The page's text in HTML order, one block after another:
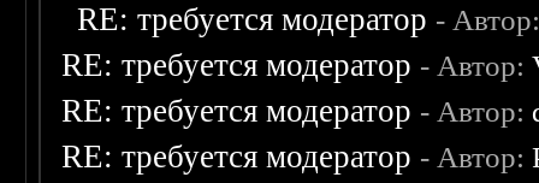
RE: требуется модератор -
RE: требуется модератор - Автор:
RE: требуется модератор - Автор:
RE: требуется модератор - Автор: